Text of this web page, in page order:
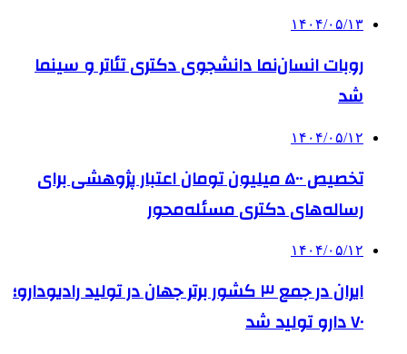
۱۴۰۴/۰۵/۱۳
روبات انسان‌نما دانشجوی دکتری تئاتر و سینما
شد
۱۴۰۴/۰۵/۱۲
تخصیص ۵۰۰ میلیون تومان اعتبار پژوهشی برای
رساله‌های دکتری مسئله‌محور
۱۴۰۴/۰۵/۱۲
ایران در جمع ۳ کشور برتر جهان در تولید رادیودارو؛
۷۰ دارو تولید شد